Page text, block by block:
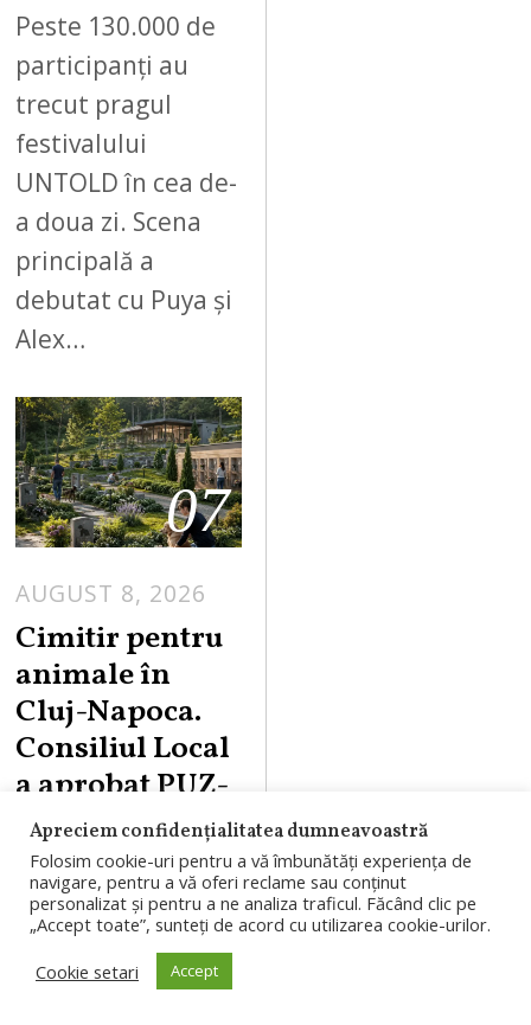
Peste 130.000 de
participanți au
trecut pragul
festivalului
UNTOLD în cea de-
a doua zi. Scena
principală a
debutat cu Puya și
Alex…
07
AUGUST 8, 2026
Cimitir pentru
animale în
Cluj-Napoca.
Consiliul Local
a aprobat PUZ-
ul pentru
proiectul din
Valea
Gârbăului
Consiliul Local
Apreciem confidențialitatea dumneavoastră
Folosim cookie-uri pentru a vă îmbunătăți experiența de
navigare, pentru a vă oferi reclame sau conținut
personalizat și pentru a ne analiza traficul. Făcând clic pe
„Accept toate”, sunteți de acord cu utilizarea cookie-urilor.
Cookie setari
Accept